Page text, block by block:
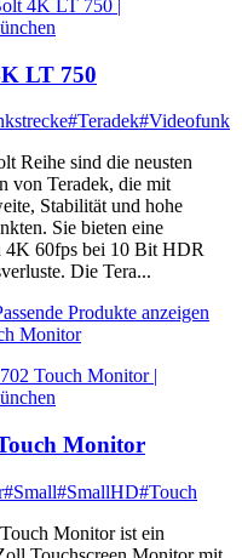
LT 750
#Teradek#Videofunk
Reihe sind die neusten
von Teradek, die mit
Stabilität und hohe
Sie bieten eine
4K 60fps bei 10 Bit HDR
Die Tera...
Produkte anzeigen
Monitor
Monitor
#Small#SmallHD#Touch
Monitor ist ein